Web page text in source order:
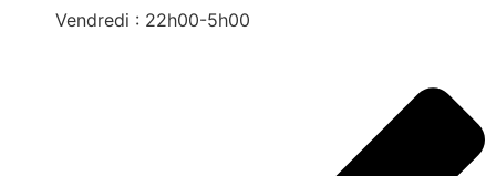
Vendredi : 22h00-5h00